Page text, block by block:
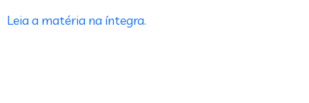
Leia a matéria na íntegra.